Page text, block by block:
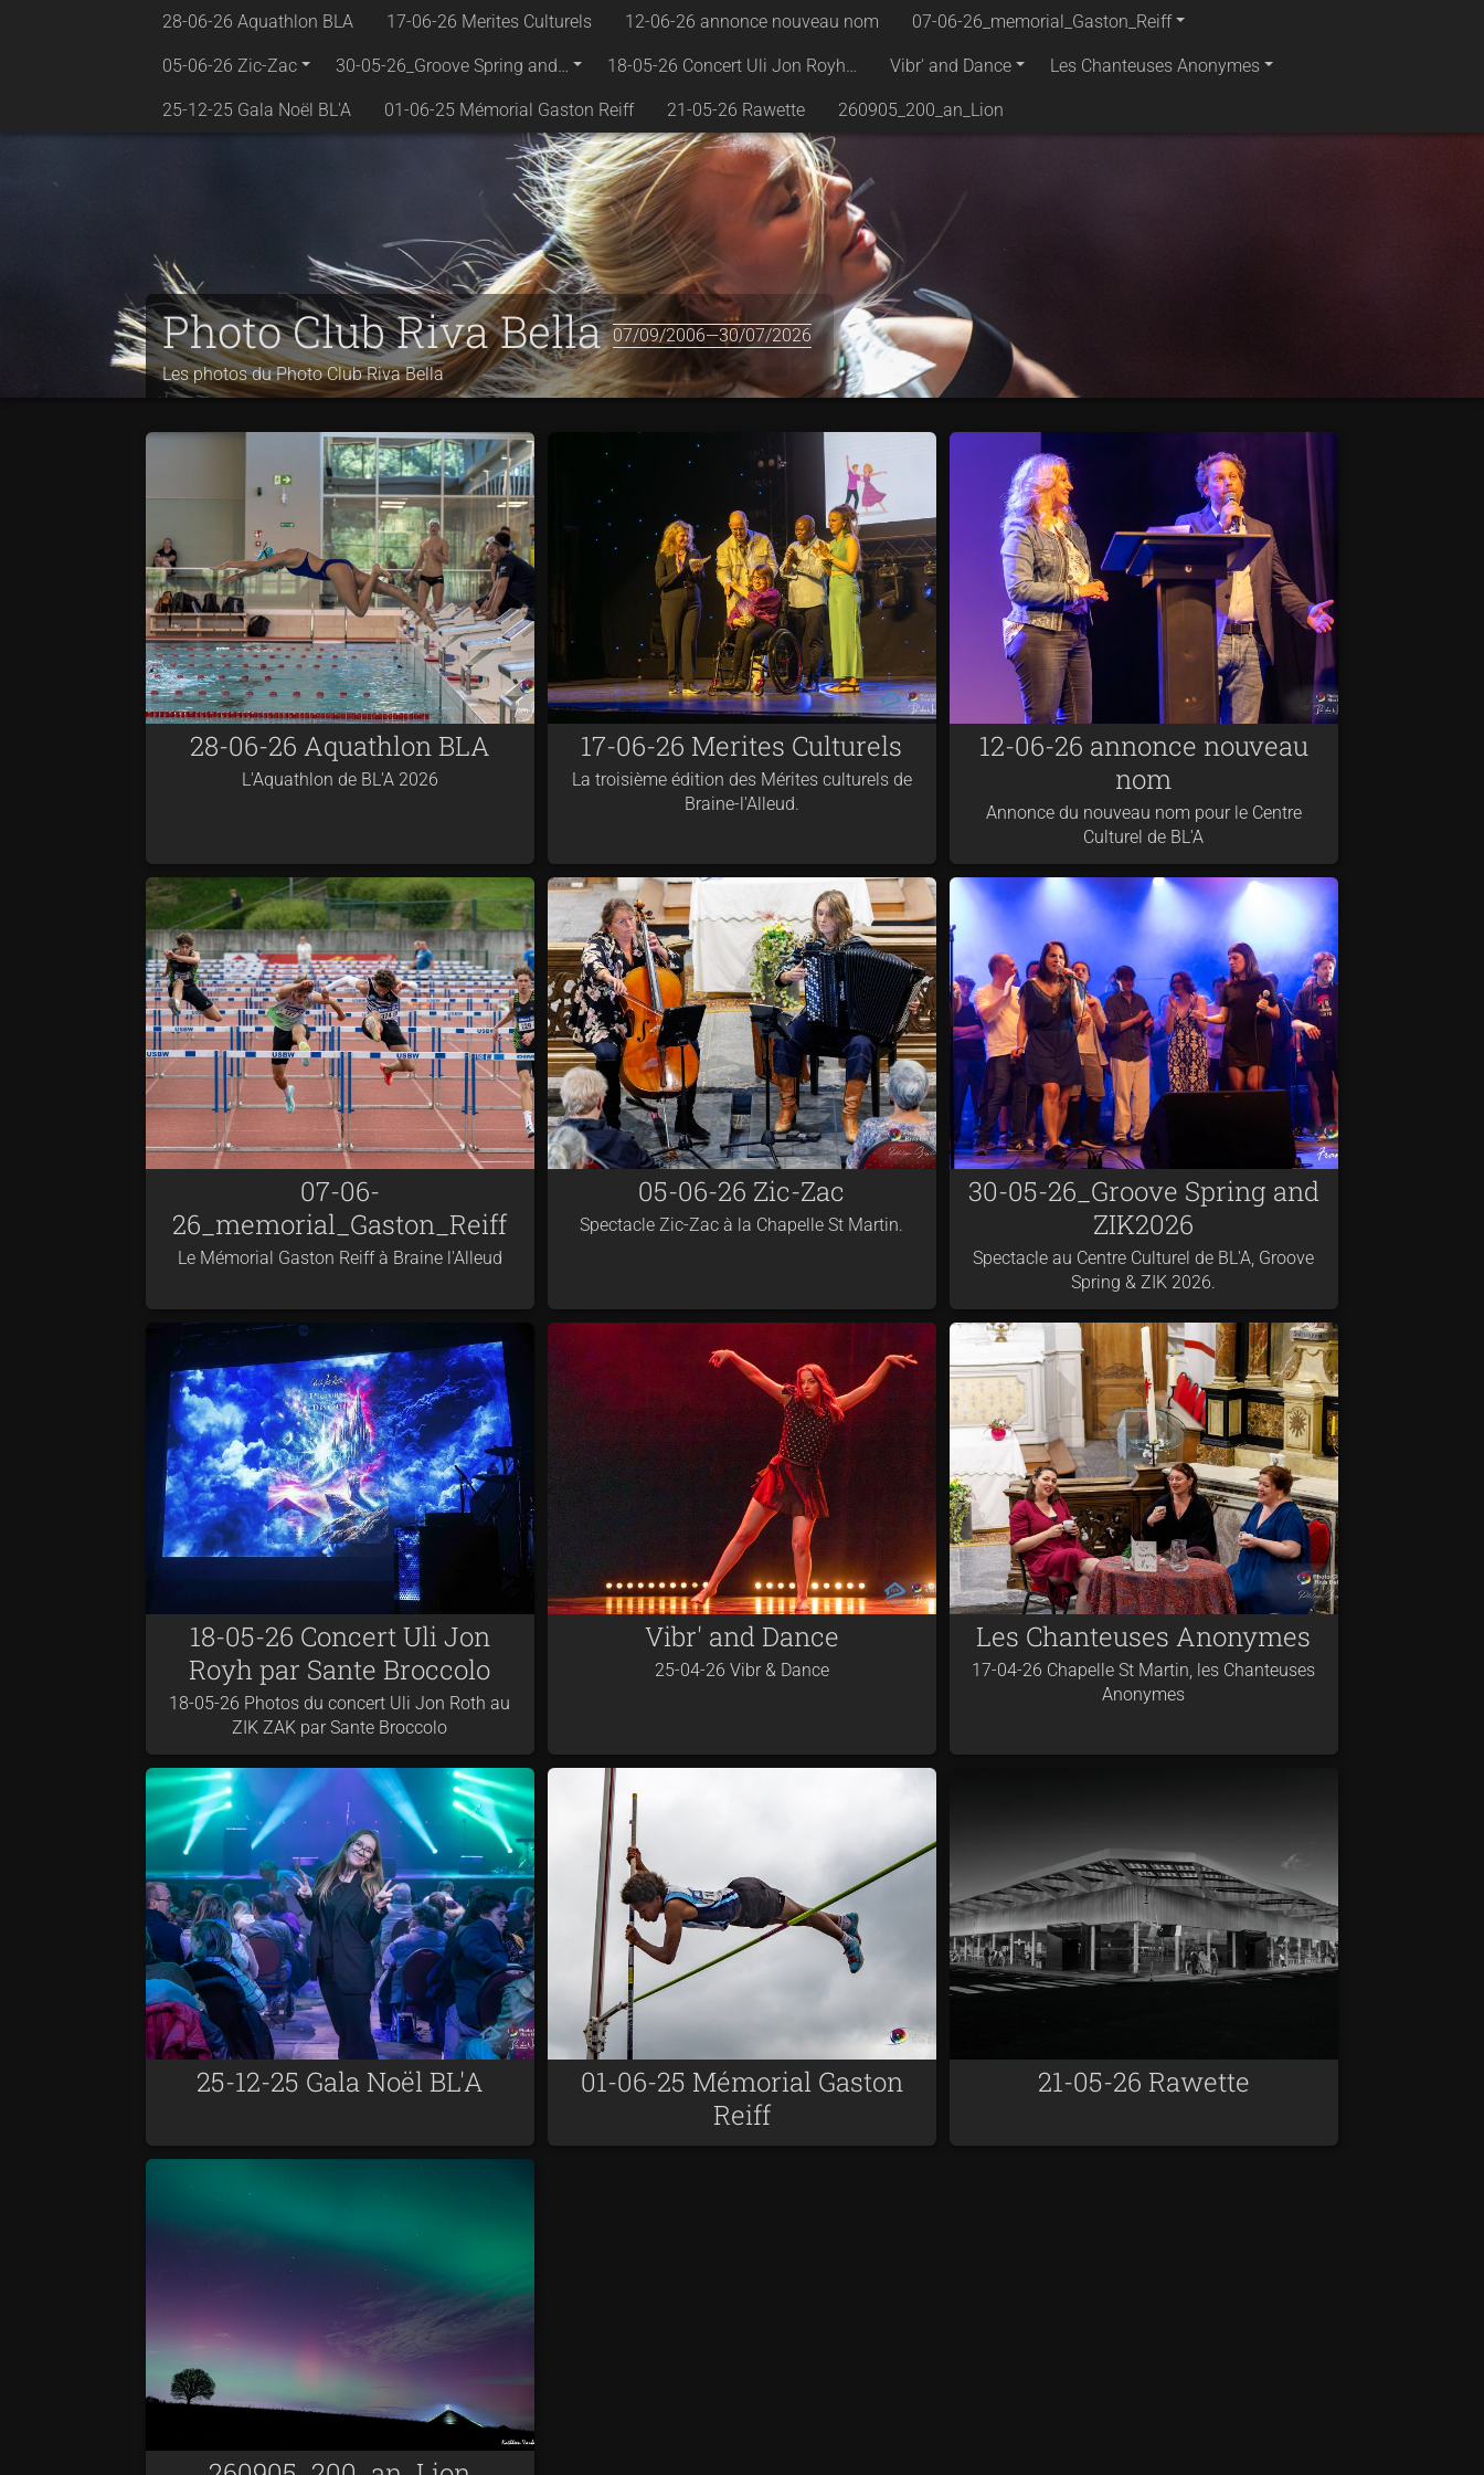
28-06-26 Aquathlon BLA 17-06-26 Merites Culturels 12-06-26 annonce nouveau nom 07-06-26_memorial_Gaston_Reiff
05-06-26 Zic-Zac 30-05-26_Groove Spring and… 18-05-26 Concert Uli Jon Royh… Vibr' and Dance Les Chanteuses Anonymes
25-12-25 Gala Noël BL'A 01-06-25 Mémorial Gaston Reiff 21-05-26 Rawette 260905_200_an_Lion
Photo Club Riva Bella07/09/2006—30/07/2026
Les photos du Photo Club Riva Bella
28-06-26 Aquathlon BLA
L'Aquathlon de BL'A 2026
17-06-26 Merites Culturels
La troisième édition des Mérites culturels de
Braine-l'Alleud.
12-06-26 annonce nouveau
nom
Annonce du nouveau nom pour le Centre
Culturel de BL'A
07-06-
26_memorial_Gaston_Reiff
Le Mémorial Gaston Reiff à Braine l'Alleud
05-06-26 Zic-Zac
Spectacle Zic-Zac à la Chapelle St Martin.
30-05-26_Groove Spring and
ZIK2026
Spectacle au Centre Culturel de BL'A, Groove
Spring & ZIK 2026.
18-05-26 Concert Uli Jon
Royh par Sante Broccolo
18-05-26 Photos du concert Uli Jon Roth au
ZIK ZAK par Sante Broccolo
Vibr' and Dance
25-04-26 Vibr & Dance
Les Chanteuses Anonymes
17-04-26 Chapelle St Martin, les Chanteuses
Anonymes
25-12-25 Gala Noël BL'A
01-06-25 Mémorial Gaston
Reiff
21-05-26 Rawette